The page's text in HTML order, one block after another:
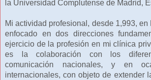
la Universidad Complutense de Madrid,
Mi actividad profesional, desde 1,993, en
enfocado en dos direcciones
ejercicio de la profesión en mi clínica
es la colaboración con los
comunicación nacionales, y en
internacionales, con objeto de extender